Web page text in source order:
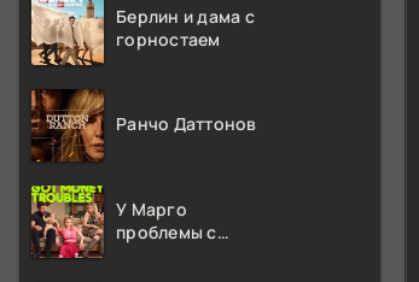
Берлин и дама с
горностаем
Ранчо Даттонов
У Марго
проблемы с